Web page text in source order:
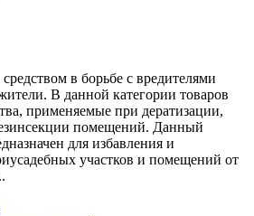
в борьбе с вредителями
В данной категории товаров
применяемые при дератизации,
помещений. Данный
для избавления и
участков и помещений от